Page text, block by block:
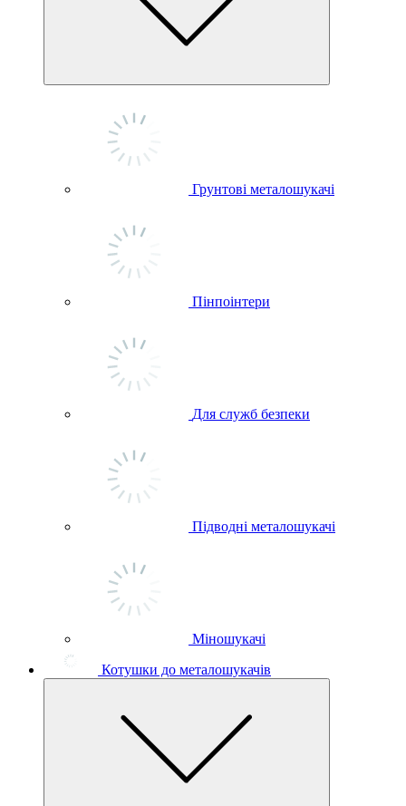
Грунтові металошукачі
Пінпоінтери
Для служб безпеки
Підводні металошукачі
Міношукачі
Котушки до металошукачів